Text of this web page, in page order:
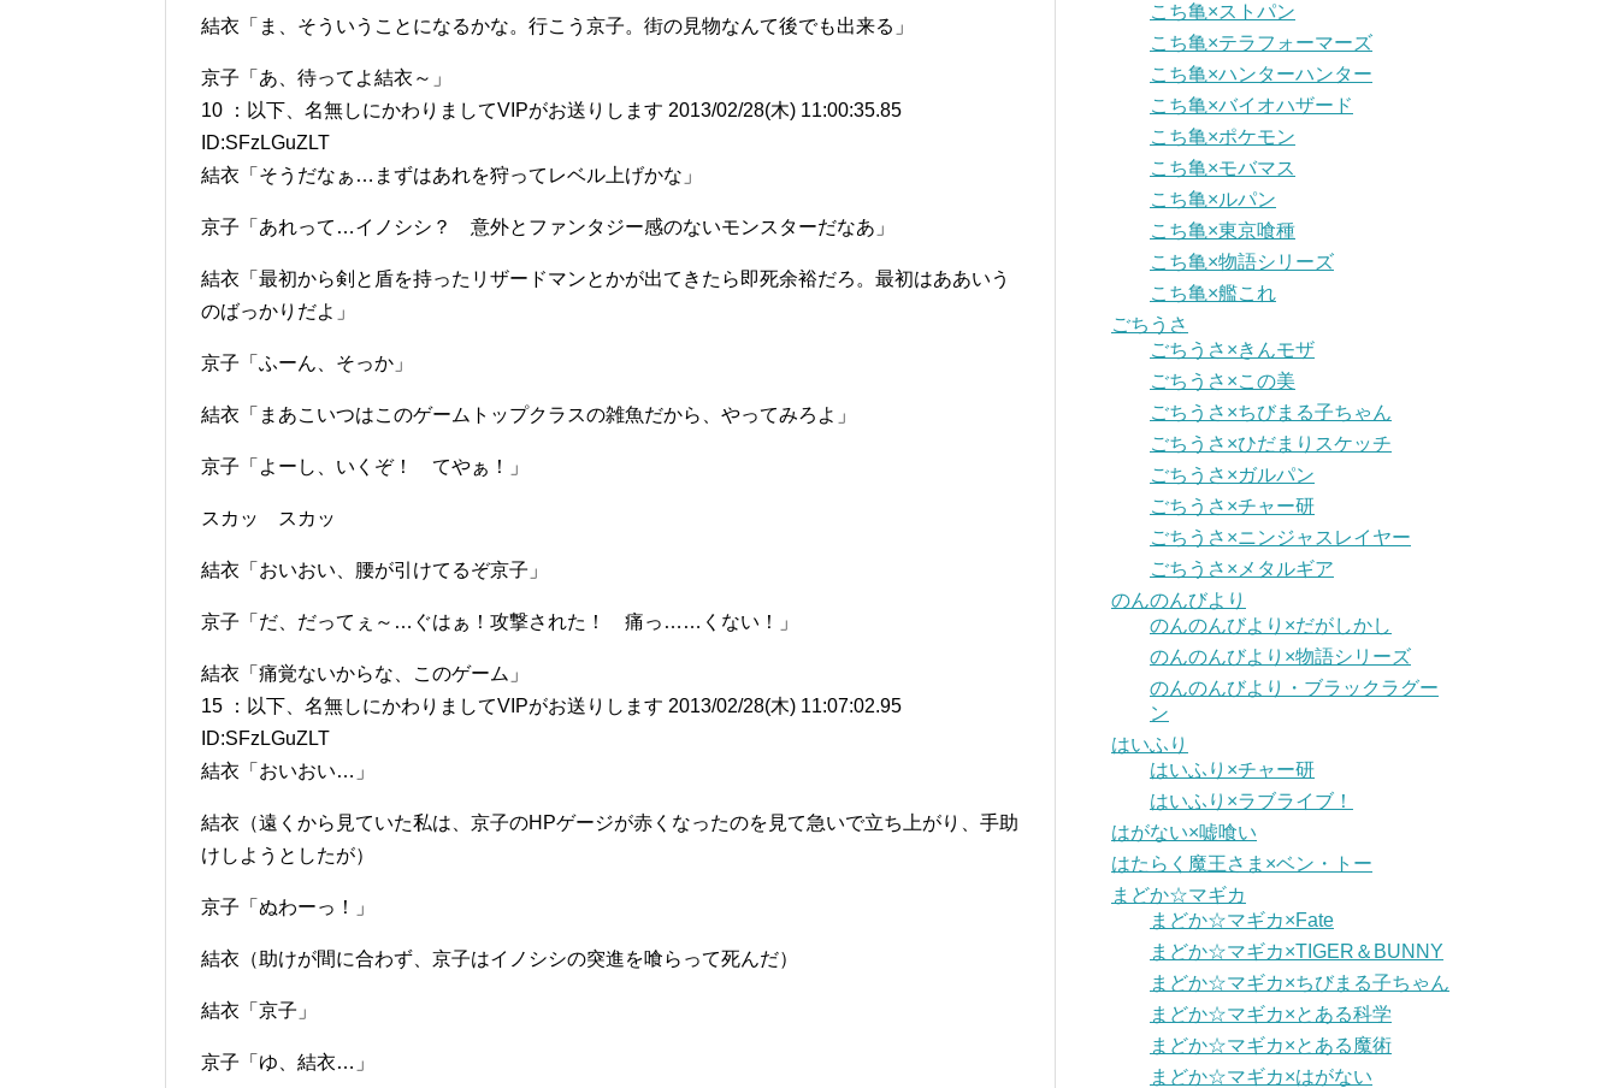
結衣「ま、そういうことになるかな。行こう京子。街の見物なんて後でも出来る」
京子「あ、待ってよ結衣～」
10 ：以下、名無しにかわりましてVIPがお送りします 2013/02/28(木) 11:00:35.85
ID:SFzLGuZLT
結衣「そうだなぁ…まずはあれを狩ってレベル上げかな」
京子「あれって…イノシシ？ 意外とファンタジー感のないモンスターだなあ」
結衣「最初から剣と盾を持ったリザードマンとかが出てきたら即死余裕だろ。最初はああいう
のばっかりだよ」
京子「ふーん、そっか」
結衣「まあこいつはこのゲームトップクラスの雑魚だから、やってみろよ」
京子「よーし、いくぞ！ てやぁ！」
スカッ スカッ
結衣「おいおい、腰が引けてるぞ京子」
京子「だ、だってぇ～…ぐはぁ！攻撃された！ 痛っ……くない！」
結衣「痛覚ないからな、このゲーム」
15 ：以下、名無しにかわりましてVIPがお送りします 2013/02/28(木) 11:07:02.95
ID:SFzLGuZLT
結衣「おいおい…」
結衣（遠くから見ていた私は、京子のHPゲージが赤くなったのを見て急いで立ち上がり、手助
けしようとしたが）
京子「ぬわーっ！」
結衣（助けが間に合わず、京子はイノシシの突進を喰らって死んだ）
結衣「京子」
京子「ゆ、結衣…」
こち亀×ストパン
こち亀×テラフォーマーズ
こち亀×ハンターハンター
こち亀×バイオハザード
こち亀×ポケモン
こち亀×モバマス
こち亀×ルパン
こち亀×東京喰種
こち亀×物語シリーズ
こち亀×艦これ
ごちうさ
ごちうさ×きんモザ
ごちうさ×この美
ごちうさ×ちびまる子ちゃん
ごちうさ×ひだまりスケッチ
ごちうさ×ガルパン
ごちうさ×チャー研
ごちうさ×ニンジャスレイヤー
ごちうさ×メタルギア
のんのんびより
のんのんびより×だがしかし
のんのんびより×物語シリーズ
のんのんびより・ブラックラグー
ン
はいふり
はいふり×チャー研
はいふり×ラブライブ！
はがない×嘘喰い
はたらく魔王さま×ベン・トー
まどか☆マギカ
まどか☆マギカ×Fate
まどか☆マギカ×TIGER＆BUNNY
まどか☆マギカ×ちびまる子ちゃん
まどか☆マギカ×とある科学
まどか☆マギカ×とある魔術
まどか☆マギカ×はがない